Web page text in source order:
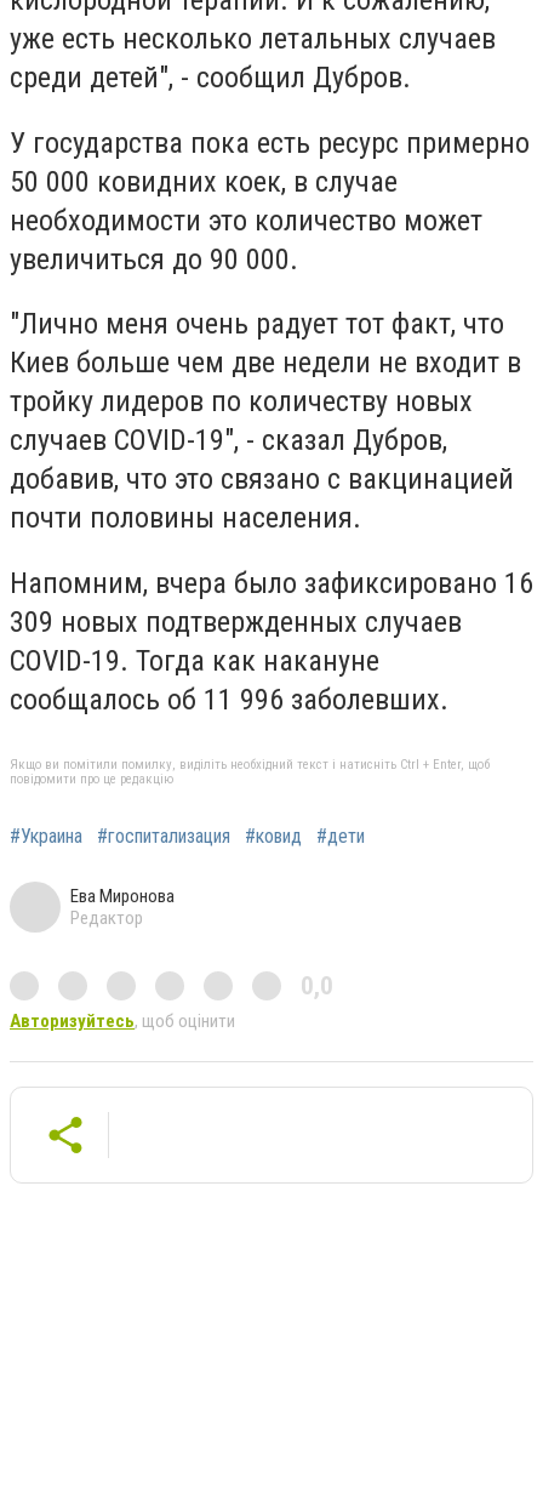
уже есть несколько летальных случаев
среди детей", - сообщил Дубров.
У государства пока есть ресурс примерно
50 000 ковидних коек, в случае
необходимости это количество может
увеличиться до 90 000.
"Лично меня очень радует тот факт, что
Киев больше чем две недели не входит в
тройку лидеров по количеству новых
случаев COVID-19", - сказал Дубров,
добавив, что это связано с вакцинацией
почти половины населения.
Напомним, вчера было зафиксировано 16
309 новых подтвержденных случаев
COVID-19. Тогда как накануне
сообщалось об 11 996 заболевших.
Якщо ви помітили помилку, виділіть необхідний текст і натисніть Ctrl + Enter, щоб
повідомити про це редакцію
#Украина #госпитализация #ковид #дети
Ева Миронова
Редактор
0,0
Авторизуйтесь, щоб оцінити